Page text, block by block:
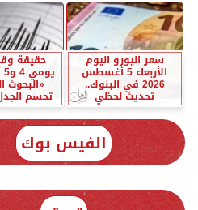
سعر اليورو اليوم
الأربعاء 5 أغسطس
2026 في البنوك..
تحديث لحظي
حقيقة
«البحوث
تحسم
الفيس بوك